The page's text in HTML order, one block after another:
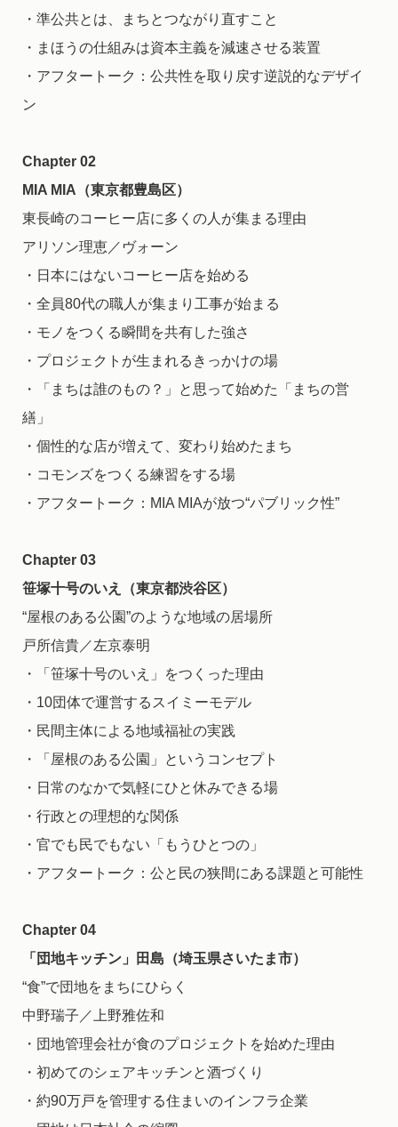
・準公共とは、まちとつながり直すこと
・まほうの仕組みは資本主義を減速させる装置
・アフタートーク：公共性を取り戻す逆説的なデザイ
ン
Chapter 02
MIA MIA（東京都豊島区）
東長崎のコーヒー店に多くの人が集まる理由
アリソン理恵／ヴォーン
・日本にはないコーヒー店を始める
・全員80代の職人が集まり工事が始まる
・モノをつくる瞬間を共有した強さ
・プロジェクトが生まれるきっかけの場
・「まちは誰のもの？」と思って始めた「まちの営
繕」
・個性的な店が増えて、変わり始めたまち
・コモンズをつくる練習をする場
・アフタートーク：MIA MIAが放つ“パブリック性”
Chapter 03
笹塚十号のいえ（東京都渋谷区）
“屋根のある公園”のような地域の居場所
戸所信貴／左京泰明
・「笹塚十号のいえ」をつくった理由
・10団体で運営するスイミーモデル
・民間主体による地域福祉の実践
・「屋根のある公園」というコンセプト
・日常のなかで気軽にひと休みできる場
・行政との理想的な関係
・官でも民でもない「もうひとつの」
・アフタートーク：公と民の狭間にある課題と可能性
Chapter 04
「団地キッチン」田島（埼玉県さいたま市）
“食”で団地をまちにひらく
中野瑞子／上野雅佐和
・団地管理会社が食のプロジェクトを始めた理由
・初めてのシェアキッチンと酒づくり
・約90万戸を管理する住まいのインフラ企業